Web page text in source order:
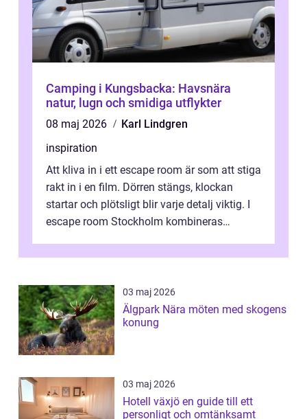
Camping i Kungsbacka: Havsnära
natur, lugn och smidiga utflykter
08 maj 2026
Karl Lindgren
inspiration
Att kliva in i ett escape room är som att stiga
rakt in i en film. Dörren stängs, klockan
startar och plötsligt blir varje detalj viktig. I
escape room Stockholm kombineras
03 maj 2026
Älgpark Nära möten med skogens
konung
03 maj 2026
Hotell växjö en guide till ett
personligt och omtänksamt